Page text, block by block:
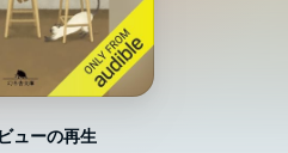
ューの再生